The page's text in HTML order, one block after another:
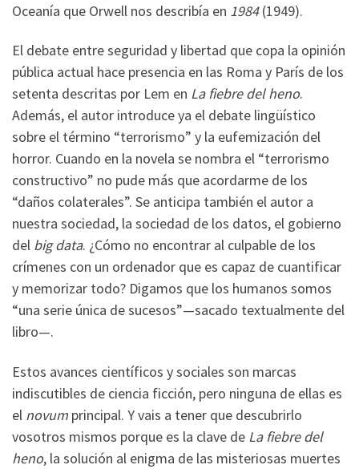
Oceanía que Orwell nos describía en 1984(1949).
El debate entre seguridad y libertad que copa la opinión
pública actual hace presencia en las Roma y París de los
setenta descritas por Lem en La fiebre del heno.
Además, el autor introduce ya el debate lingüístico
sobre el término “terrorismo” y la eufemización del
horror. Cuando en la novela se nombra el “terrorismo
constructivo” no pude más que acordarme de los
“daños colaterales”. Se anticipa también el autor a
nuestra sociedad, la sociedad de los datos, el gobierno
del big data. ¿Cómo no encontrar al culpable de los
crímenes con un ordenador que es capaz de cuantificar
y memorizar todo? Digamos que los humanos somos
“una serie única de sucesos”—sacado textualmente del
libro—.
Estos avances científicos y sociales son marcas
indiscutibles de ciencia ficción, pero ninguna de ellas es
el novum principal. Y vais a tener que descubrirlo
vosotros mismos porque es la clave de La fiebre del
heno, la solución al enigma de las misteriosas muertes